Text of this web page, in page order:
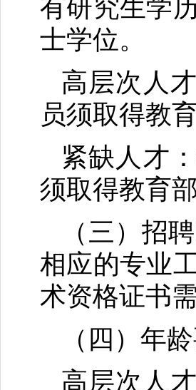
有研究生学
士学位。
高层次人
员须取得教
紧缺人才
须取得教育
（三）招
相应的专业
术资格证书
（四）年
高层次人